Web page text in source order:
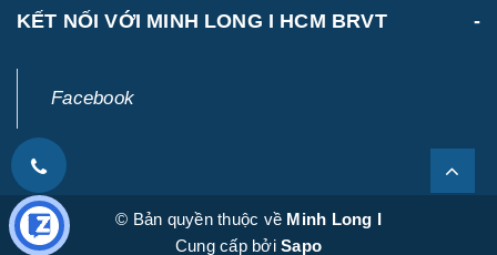
KẾT NỐI VỚI MINH LONG I HCM BRVT
Facebook
© Bản quyền thuộc về Minh Long I
Cung cấp bởiSapo